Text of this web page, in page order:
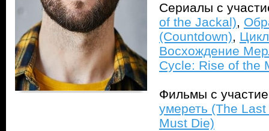
Сериалы с
of the Jackal),
(Countdown),
Восхождение
Cycle: Rise of the
Фильмы с
умереть (The
Must Die)